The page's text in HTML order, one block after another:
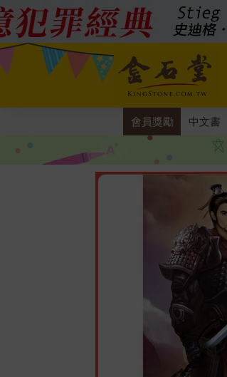
會員獎勵 中文書